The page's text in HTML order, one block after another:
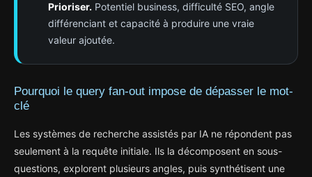
Prioriser. Potentiel business, difficulté SEO, angle
différenciant et capacité à produire une vraie
valeur ajoutée.
Pourquoi le query fan-out impose de dépasser le mot-
clé
Les systèmes de recherche assistés par IA ne répondent pas
seulement à la requête initiale. Ils la décomposent en sous-
questions, explorent plusieurs angles, puis synthétisent une